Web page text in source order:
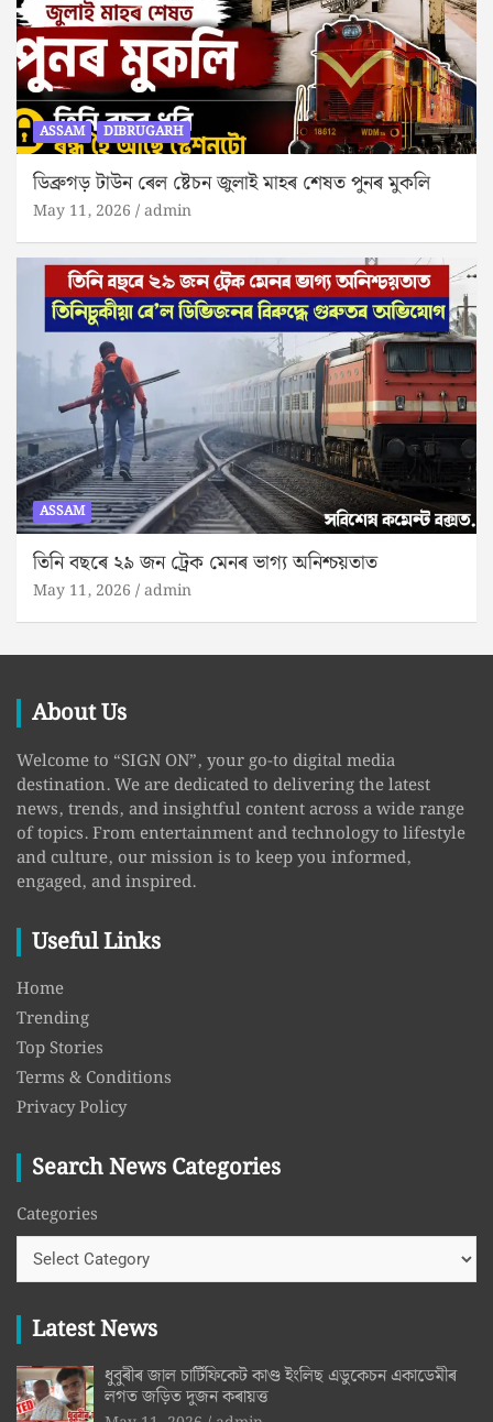
ASSAM DIBRUGARH
ডিব্ৰুগড় টাউন ৰেল ষ্টেচন জুলাই মাহৰ শেষত পুনৰ মুকলি
May 11, 2026 admin
ASSAM
তিনি বছৰে ২৯ জন ট্ৰেক মেনৰ ভাগ্য অনিশ্চয়তাত
May 11, 2026 admin
About Us
Welcome to “SIGN ON”, your go-to digital media
destination. We are dedicated to delivering the latest
news, trends, and insightful content across a wide range
of topics. From entertainment and technology to lifestyle
and culture, our mission is to keep you informed,
engaged, and inspired.
Useful Links
Home
Trending
Top Stories
Terms & Conditions
Privacy Policy
Search News Categories
Categories
Latest News
ধুবুৰীৰ জাল চাৰ্টিফিকেট কাণ্ড ইংলিছ এডুকেচন একাডেমীৰ
লগত জড়িত দুজন কৰায়ত্ত